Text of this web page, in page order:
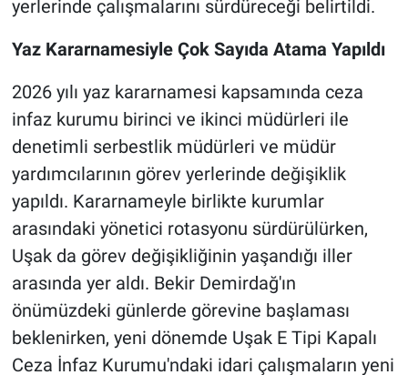
yerlerinde çalışmalarını sürdüreceği belirtildi.
Yaz Kararnamesiyle Çok Sayıda Atama Yapıldı
2026 yılı yaz kararnamesi kapsamında ceza
infaz kurumu birinci ve ikinci müdürleri ile
denetimli serbestlik müdürleri ve müdür
yardımcılarının görev yerlerinde değişiklik
yapıldı. Kararnameyle birlikte kurumlar
arasındaki yönetici rotasyonu sürdürülürken,
Uşak da görev değişikliğinin yaşandığı iller
arasında yer aldı. Bekir Demirdağ'ın
önümüzdeki günlerde görevine başlaması
beklenirken, yeni dönemde Uşak E Tipi Kapalı
Ceza İnfaz Kurumu'ndaki idari çalışmaların yeni